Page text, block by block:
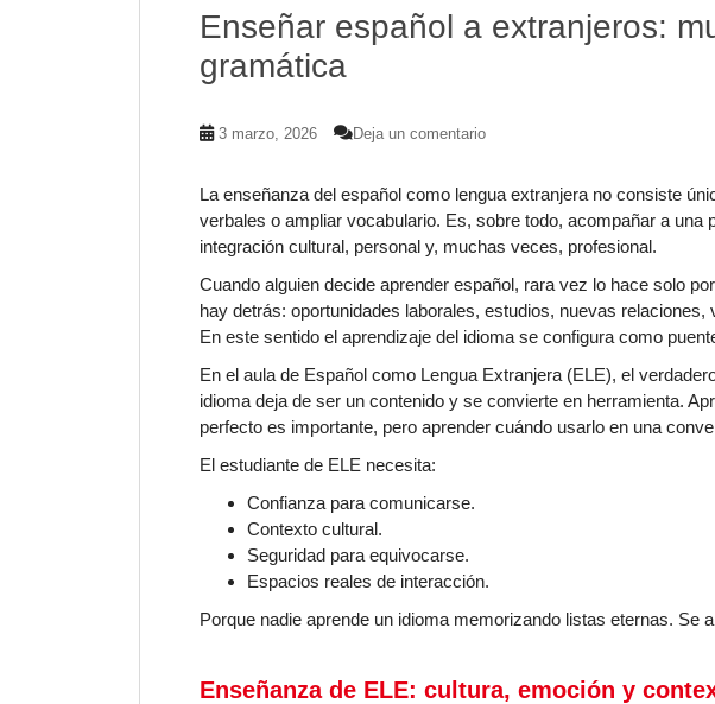
Enseñar español a extranjeros:
gramática
3 marzo, 2026 Deja un comentario
La enseñanza del español como lengua extranjera no consiste
verbales o ampliar vocabulario. Es, sobre todo, acompañar a una
integración cultural, personal y, muchas veces, profesional.
Cuando alguien decide aprender español, rara vez lo hace solo
hay detrás: oportunidades laborales, estudios, nuevas relaciones,
En este sentido el aprendizaje del idioma se configura como
En el aula de Español como Lengua Extranjera (ELE), el
idioma deja de ser un contenido y se convierte en herramienta.
perfecto es importante, pero aprender cuándo usarlo en una
El estudiante de ELE necesita:
Confianza para comunicarse.
Contexto cultural.
Seguridad para equivocarse.
Espacios reales de interacción.
Porque nadie aprende un idioma memorizando listas eternas. Se
Enseñanza de ELE: cultura, emoción y